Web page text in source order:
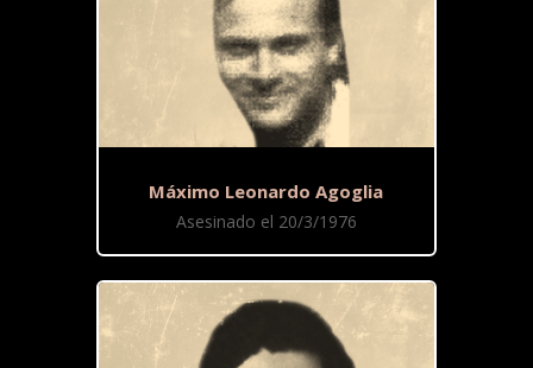
Máximo Leonardo Agoglia
Asesinado el 20/3/1976